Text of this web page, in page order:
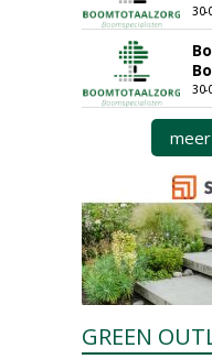
30-
30-
GREEN